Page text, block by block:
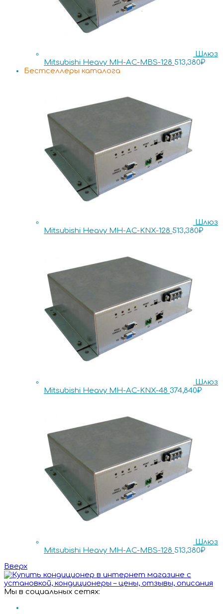
Шлюз
Mitsubishi Heavy MH-AC-MBS-128 513,380₽
Бестселлеры каталога
Шлюз
Mitsubishi Heavy MH-AC-KNX-128 513,380₽
Шлюз
Mitsubishi Heavy MH-AC-KNX-48 374,840₽
Шлюз
Mitsubishi Heavy MH-AC-MBS-128 513,380₽
Вверх
Мы в социальных сетях: